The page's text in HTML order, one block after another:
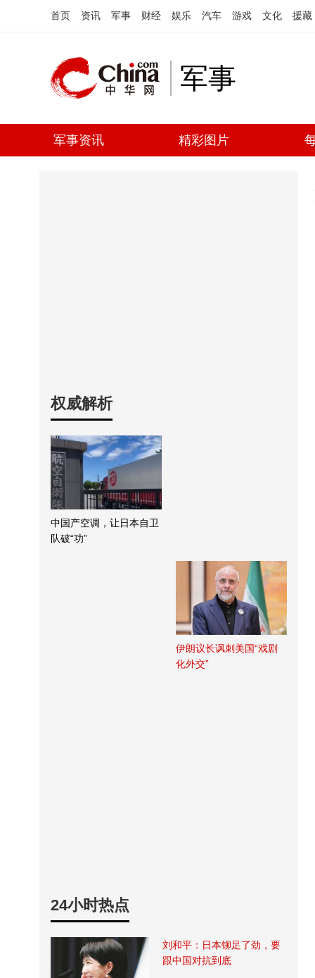
首页 资讯 军事 财经 娱乐 汽车 游戏 文化 援藏
军事
军事资讯 精彩图片
权威解析
中国产空调，让日本自卫
队破“功”
伊朗议长讽刺美国“戏剧
化外交”
24小时热点
刘和平：日本铆足了劲，要
跟中国对抗到底